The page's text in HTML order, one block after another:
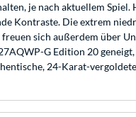
je nach aktuellem
Kontraste. Die extrem
sich außerdem über
G Edition 20
24-Karat-